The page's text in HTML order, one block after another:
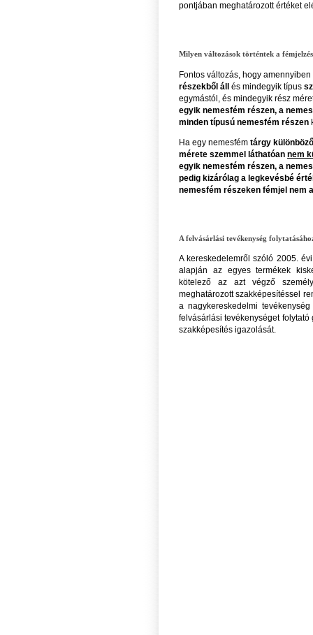
pontjában meghatározott értéket
Milyen változások történtek a
Fontos változás, hogy
részekből áll és mindegyik típus
egymástól, és mindegyik rész
egyik nemesfém részen, a
minden típusú nemesfém részen
Ha egy nemesfém tárgy
mérete szemmel láthatóan nem
egyik nemesfém részen, a
pedig kizárólag a legkevésbé
nemesfém részeken fémjel nem
A felvásárlási tevékenység
A kereskedelemről szóló 2005.
alapján az egyes termékek
kötelező az azt végző
meghatározott szakképesítéssel
a nagykereskedelmi
felvásárlási tevékenységet
szakképesítés igazolását.